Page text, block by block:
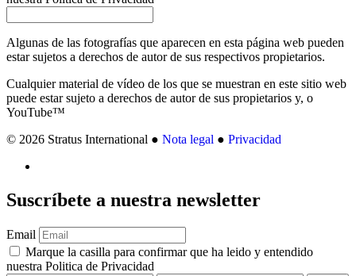
Algunas de las fotografías que aparecen en esta página web pueden
estar sujetos a derechos de autor de sus respectivos propietarios.
Cualquier material de vídeo de los que se muestran en este sitio web
puede estar sujeto a derechos de autor de sus propietarios y, o
YouTube™
© 2026 Stratus International ● Nota legal ● Privacidad
Suscríbete a nuestra newsletter
Email
Marque la casilla para confirmar que ha leido y entendido
nuestra Politica de Privacidad